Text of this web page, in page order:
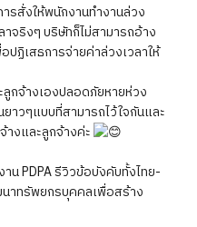
รสั่งให้พนักงานทำงานล่วง
จริงๆ บริษัทก็ไม่สามารถอ้าง
ฏิเสธการจ่ายค่าล่วงเวลาให้
กจ้างเองปลอดภัยหายห่วง
าวๆแบบที่สามารถไว้ใจกันและ
างและลูกจ้างค่ะ
PDPA รีวิวข้อบังคับทั้งไทย-
าทรัพยกรบุคคลเพื่อสร้าง